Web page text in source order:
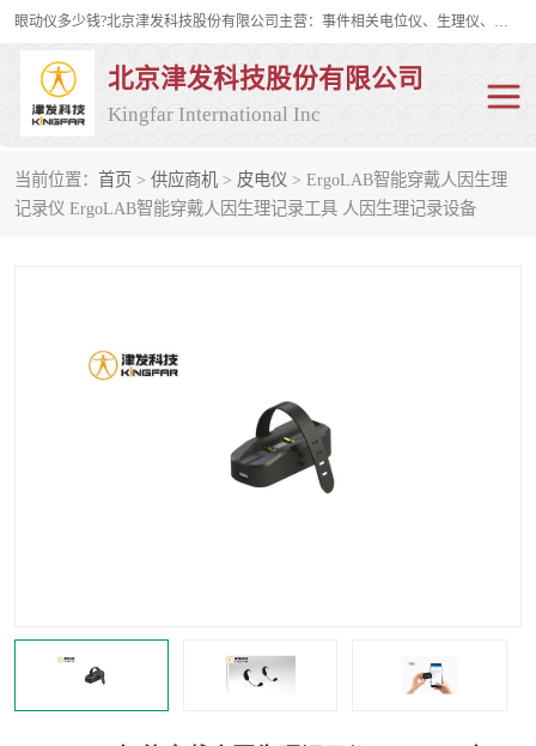
眼动仪多少钱?北京津发科技股份有限公司主营：事件相关电位仪、生理仪、肌电仪、脑电仪、皮电仪、眼动仪；是国家级高新技术企业、科技部认定的科技型中小企业和中关村高新技术企业，具备保密资格，具备自主进出口经营权；自主研发技术、产品与服务荣获多项省部级科学技术奖励、国家发明专利、国家软件著作权和省部级新技术新产品（服务）认证。
北京津发科技股份有限公司
Kingfar International Inc
当前位置： 首页 > 供应商机 > 皮电仪 > ErgoLAB智能穿戴人因生理
记录仪 ErgoLAB智能穿戴人因生理记录工具 人因生理记录设备
皮电仪 脑电仪
行为观察与表情分析
人机交互实验室
车俩与驾驶模拟